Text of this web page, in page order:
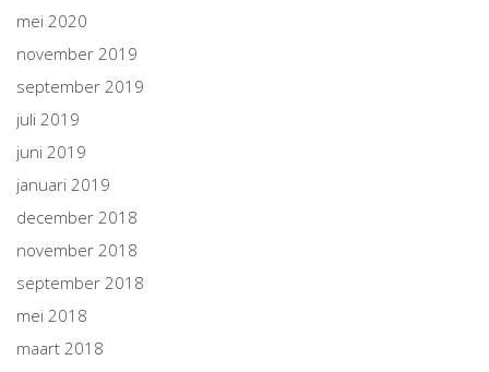
mei 2020
november 2019
september 2019
juli 2019
juni 2019
januari 2019
december 2018
november 2018
september 2018
mei 2018
maart 2018